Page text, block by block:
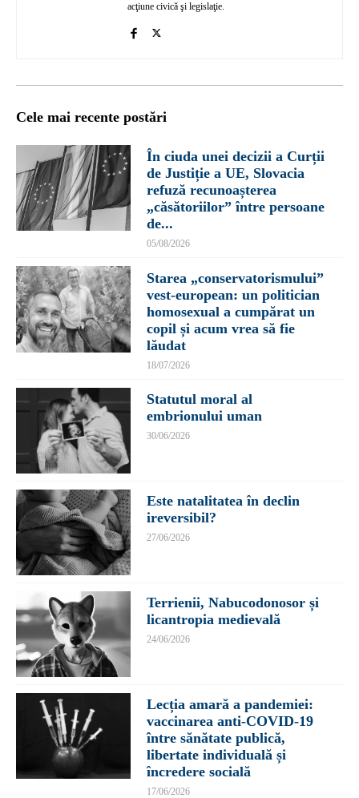
acţiune civică şi legislaţie.
Cele mai recente postări
În ciuda unei decizii a Curții
de Justiție a UE, Slovacia
refuză recunoașterea
„căsătoriilor” între persoane
de...
05/08/2026
Starea „conservatorismului”
vest-european: un politician
homosexual a cumpărat un
copil și acum vrea să fie
lăudat
18/07/2026
Statutul moral al
embrionului uman
30/06/2026
Este natalitatea în declin
ireversibil?
27/06/2026
Terrienii, Nabucodonosor și
licantropia medievală
24/06/2026
Lecția amară a pandemiei:
vaccinarea anti-COVID-19
între sănătate publică,
libertate individuală și
încredere socială
17/06/2026